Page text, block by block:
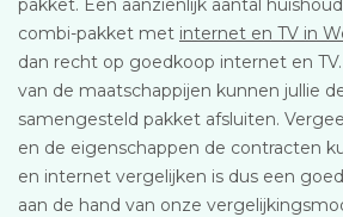
pakket. Een aanzienlijk aantal
combi-pakket met internet en TV in
dan recht op goedkoop internet en
van de maatschappijen kunnen jullie
samengesteld pakket afsluiten.
en de eigenschappen de contracten
en internet vergelijken is dus een
aan de hand van onze